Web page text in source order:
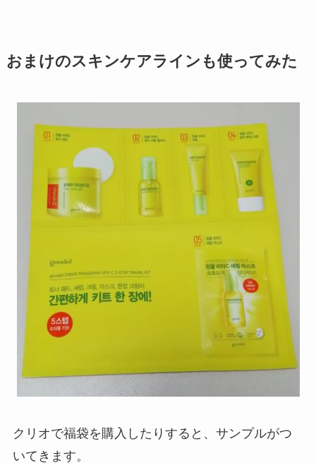
おまけのスキンケアラインも使ってみた
クリオで福袋を購入したりすると、サンプルがつ
いてきます。